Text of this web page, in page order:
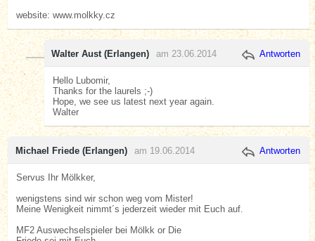
website: www.molkky.cz
Walter Aust (Erlangen) am 23.06.2014 Antworten
Hello Lubomir,
Thanks for the laurels ;-)
Hope, we see us latest next year again.
Walter
Michael Friede (Erlangen) am 19.06.2014 Antworten
Servus Ihr Mölkker,
wenigstens sind wir schon weg vom Mister!
Meine Wenigkeit nimmt´s jederzeit wieder mit Euch auf.
MF2 Auswechselspieler bei Mölkk or Die